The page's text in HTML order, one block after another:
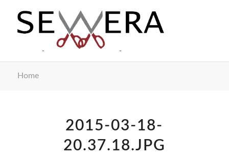
Home
2015-03-18-
20.37.18.JPG